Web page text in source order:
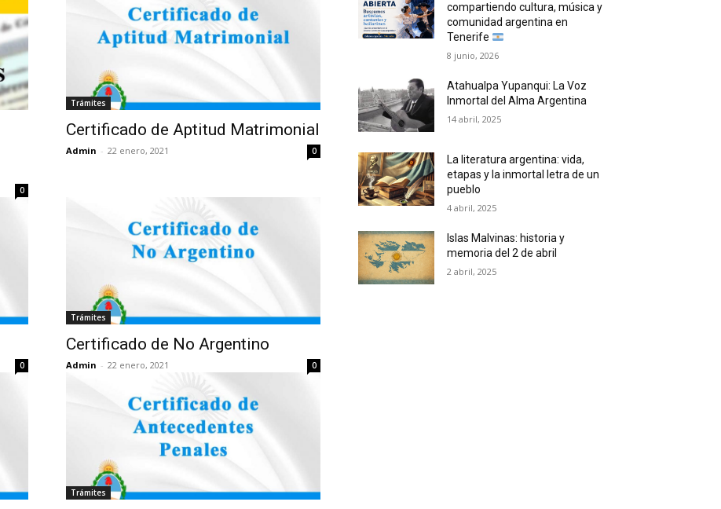
0
Trámites
Certificado de Aptitud Matrimonial
Admin - 22 enero, 2021 0
0
Trámites
Certificado de No Argentino
Admin - 22 enero, 2021 0
Trámites
compartiendo cultura, música y
comunidad argentina en
Tenerife
8 junio, 2026
Atahualpa Yupanqui: La Voz
Inmortal del Alma Argentina
14 abril, 2025
La literatura argentina: vida,
etapas y la inmortal letra de un
pueblo
4 abril, 2025
Islas Malvinas: historia y
memoria del 2 de abril
2 abril, 2025